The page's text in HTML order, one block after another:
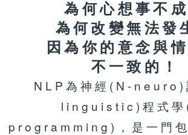
為何心想事不成
為何改變無法發
因為你的意念與
不一致的！
NLP為神經(N-neuro)
linguistic)程式學
programming)，是一門包